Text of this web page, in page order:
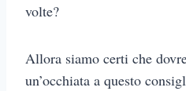
volte?
Allora siamo certi che
un’occhiata a questo